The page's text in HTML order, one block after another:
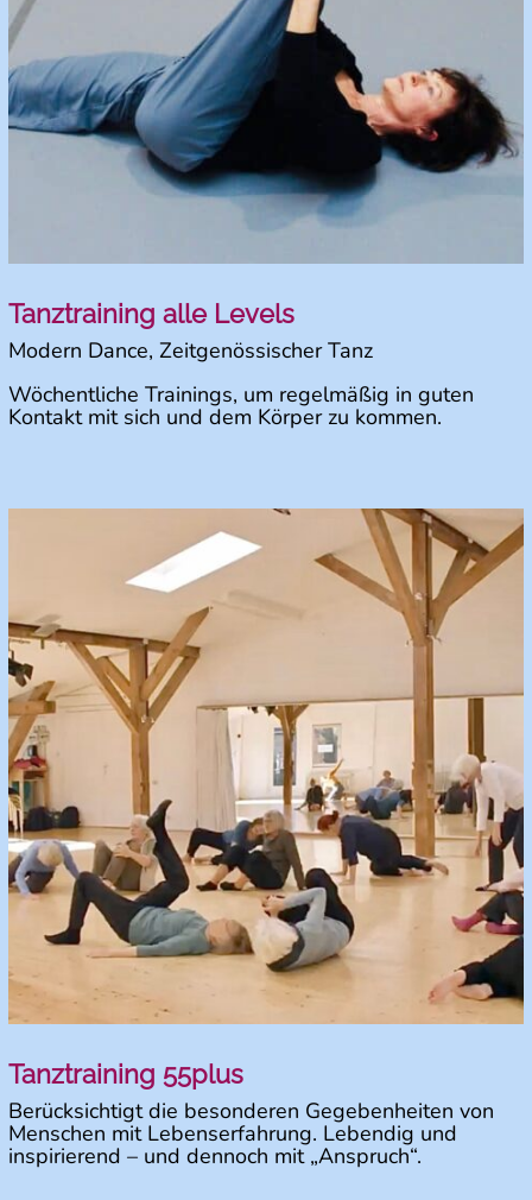
Tanztraining alle Levels
Modern Dance, Zeitgenössischer Tanz
Wöchentliche Trainings, um regelmäßig in guten
Kontakt mit sich und dem Körper zu kommen.
Tanztraining 55plus
Berücksichtigt die besonderen Gegebenheiten von
Menschen mit Lebenserfahrung. Lebendig und
inspirierend – und dennoch mit „Anspruch“.